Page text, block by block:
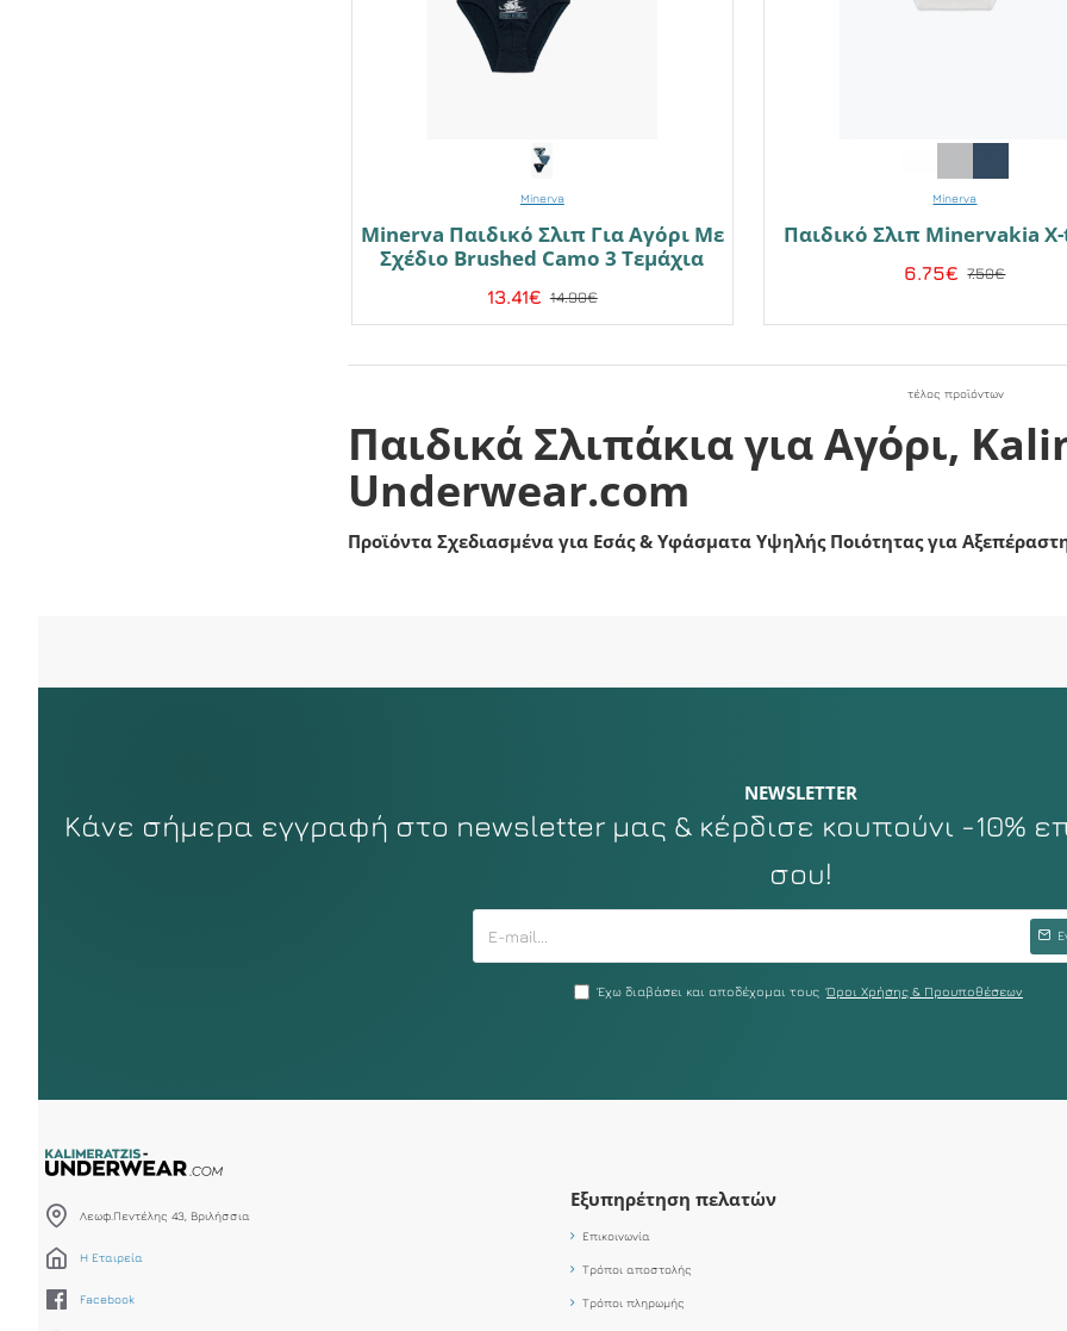
Minerva
Minerva Παιδικό Σλιπ Για Αγόρι Με
Σχέδιο Brushed Camo 3 Τεμάχια
13.41€ 14.90€
Minerva
Παιδικό Σλιπ Minervakia
6.75€ 7.50€
τέλος προϊόντων
Παιδικά Σλιπάκια για Αγόρι,
Underwear.com
Προϊόντα Σχεδιασμένα για Εσάς & Υφάσματα Υψηλής Ποιότητας για
NEWSLETTER
Κάνε σήμερα εγγραφή στο newsletter μας & κέρδισε κουπούνι -10%
σου!
Έχω διαβάσει και αποδέχομαι τους Όροι Χρήσης & Προυποθέσεων
Λεωφ.Πεντέλης 43, Βριλήσσια
Η Εταιρεία
Facebook
Εξυπηρέτηση πελατών
Επικοινωνία
Τρόποι αποστολής
Τρόποι πληρωμής